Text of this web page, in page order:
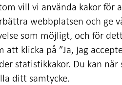
Öppnas
Öppnas
ny
flik
utskick
vill vi använda kakor för
webbplatsen och ge
som möjligt, och för
att klicka på ”Ja, jag
statistikkakor. Du kan
ditt samtycke.